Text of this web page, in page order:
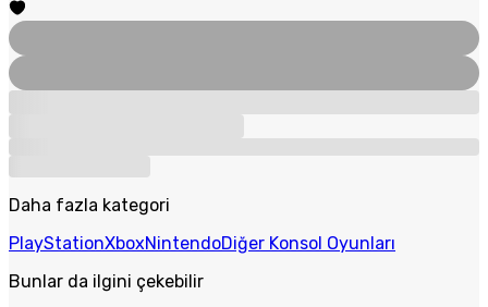
Daha fazla kategori
PlayStationXboxNintendoDiğer Konsol Oyunları
Bunlar da ilgini çekebilir